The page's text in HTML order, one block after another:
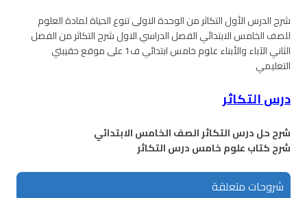
شرح الدرس الأول التكاثر من الوحدة الاولى تنوع الحياة لمادة العلوم
للصف الخامس الابتدائي الفصل الدراسي الاول شرح التكاثر من الفصل
الثاني الآباء والأبناء علوم خامس ابتدائي ف1 على موقع حقيبتي
التعليمي
درس التكاثر
شرح حل درس التكاثر الصف الخامس الابتدائي
شرح كتاب علوم خامس درس التكاثر
شروحات متعلقة